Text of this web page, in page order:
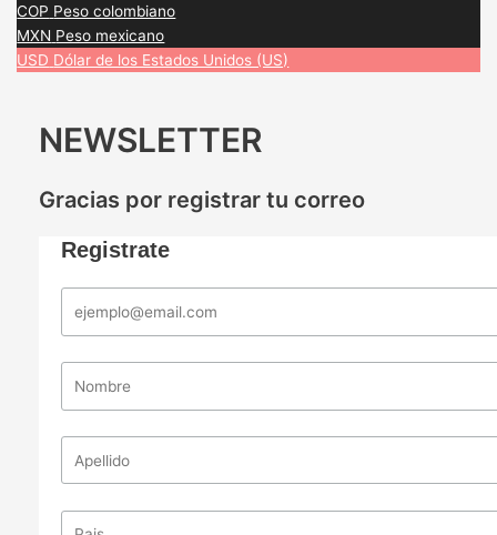
COP Peso colombiano
MXN Peso mexicano
USD Dólar de los Estados Unidos (US)
NEWSLETTER
Gracias por registrar tu correo
Registrate